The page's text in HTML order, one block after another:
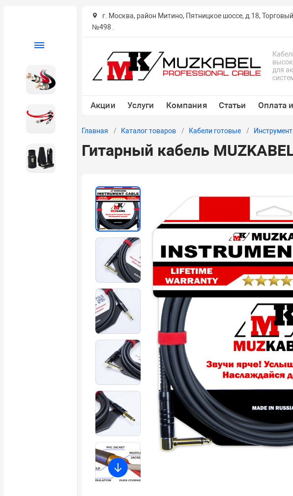
г. Москва, район Митино, Пятницкое шоссе, д.18,
№498 .
для
Акции Услуги Компания Статьи Оплата
Кабель в бухтах
Разъемы
Главная Каталог товаров Кабели готовые
Гитарный кабель